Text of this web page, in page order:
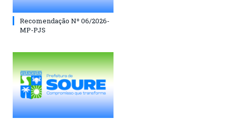
Recomendação Nº 06/2026-
MP-PJS